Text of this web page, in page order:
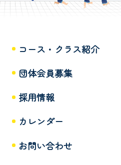
コース・クラス紹介
団体会員募集
採用情報
カレンダー
お問い合わせ